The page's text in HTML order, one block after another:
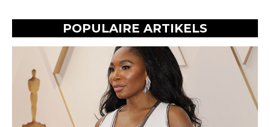
POPULAIRE ARTIKELS